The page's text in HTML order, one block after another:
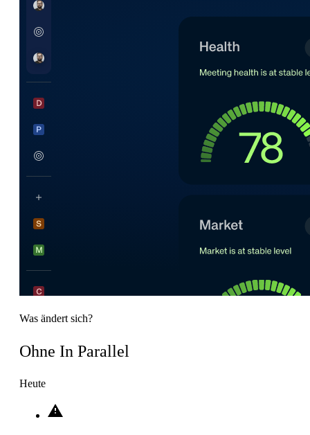
Was ändert sich?
Ohne In Parallel
Heute